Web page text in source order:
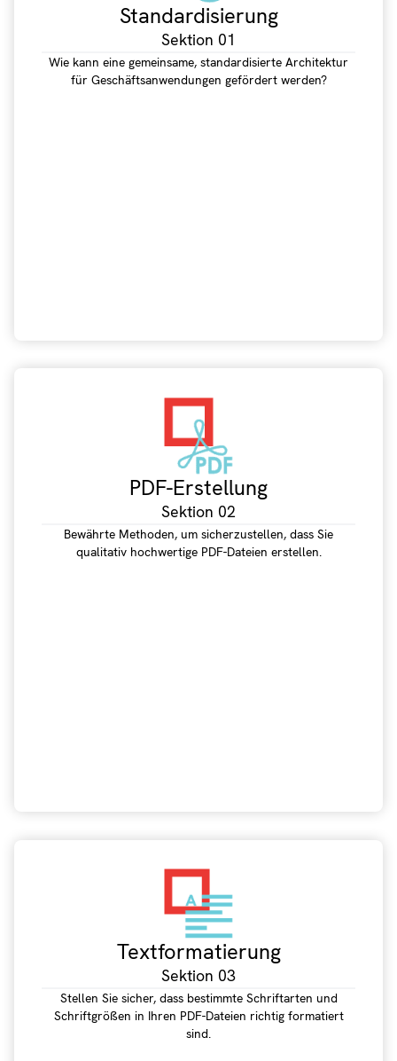
Standardisierung
Sektion 01
Wie kann eine gemeinsame, standardisierte Architektur
für Geschäftsanwendungen gefördert werden?
PDF-Erstellung
Sektion 02
Bewährte Methoden, um sicherzustellen, dass Sie
qualitativ hochwertige PDF-Dateien erstellen.
Textformatierung
Sektion 03
Stellen Sie sicher, dass bestimmte Schriftarten und
Schriftgrößen in Ihren PDF-Dateien richtig formatiert
sind.